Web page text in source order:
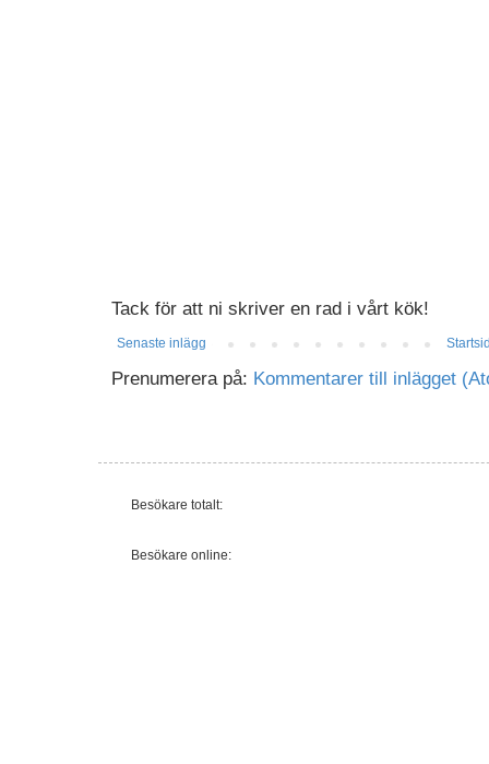
Tack för att ni skriver en rad i vårt kök!
Senaste inlägg
Prenumerera på: Kommentarer till inlägget
Besökare totalt:
Besökare online: